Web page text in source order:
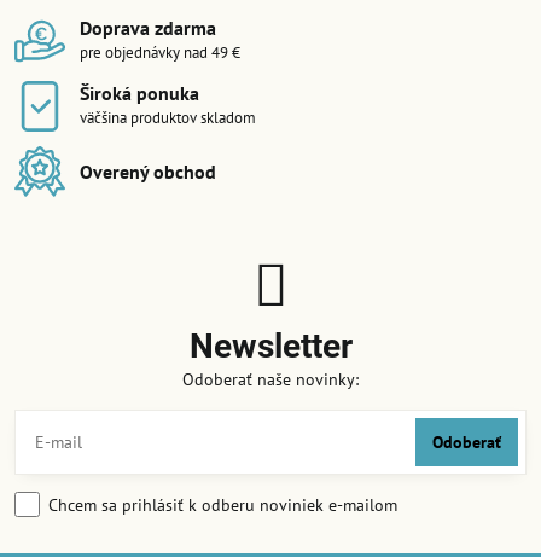
Doprava zdarma
pre objednávky nad 49 €
Široká ponuka
väčšina produktov skladom
Overený obchod
Newsletter
Odoberať naše novinky:
Odoberať
Chcem sa prihlásiť k odberu noviniek e-mailom